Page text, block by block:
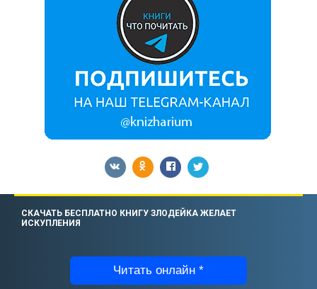
СКАЧАТЬ БЕСПЛАТНО КНИГУ ЗЛОДЕЙКА ЖЕЛАЕТ
ИСКУПЛЕНИЯ
Читать онлайн *